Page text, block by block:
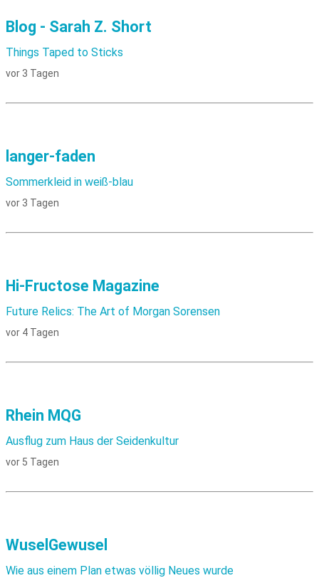
Blog - Sarah Z. Short
Things Taped to Sticks
vor 3 Tagen
langer-faden
Sommerkleid in weiß-blau
vor 3 Tagen
Hi-Fructose Magazine
Future Relics: The Art of Morgan Sorensen
vor 4 Tagen
Rhein MQG
Ausflug zum Haus der Seidenkultur
vor 5 Tagen
WuselGewusel
Wie aus einem Plan etwas völlig Neues wurde